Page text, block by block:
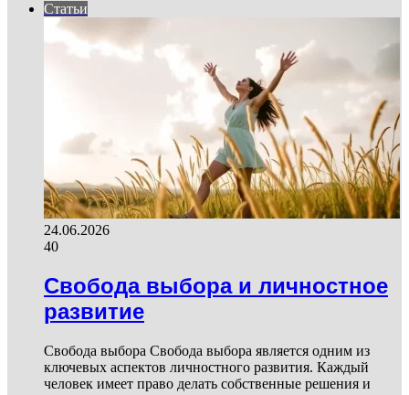
Статьи
24.06.2026
40
Свобода выбора и личностное
развитие
Свобода выбора Свобода выбора является одним из
ключевых аспектов личностного развития. Каждый
человек имеет право делать собственные решения и